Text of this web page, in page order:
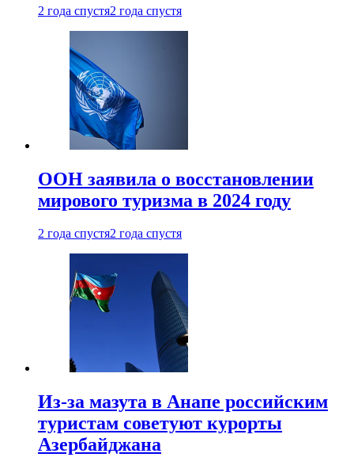
2 года спустя2 года спустя
ООН заявила о восстановлении
мирового туризма в 2024 году
2 года спустя2 года спустя
Из-за мазута в Анапе российским
туристам советуют курорты
Азербайджана